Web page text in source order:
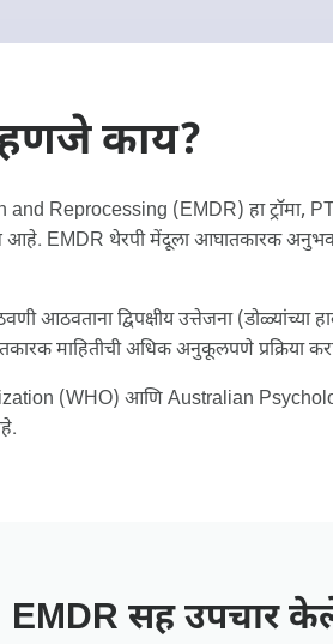
काय?
Reprocessing (EMDR) हा ट्रॉमा,
आहे. EMDR थेरपी मेंदूला आघातकारक
आठवताना द्विपक्षीय उत्तेजना (डोळ्यांच्या
माहितीची अधिक अनुकूलपणे प्रक्रिया
(WHO) आणि Australian
EMDR सह उपचार